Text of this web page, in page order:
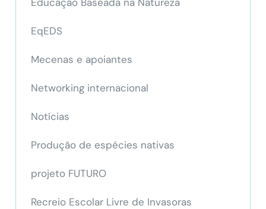
EqEDS
Mecenas e apoiantes
Networking internacional
Notícias
Produção de espécies nativas
projeto FUTURO
Recreio Escolar Livre de Invasoras